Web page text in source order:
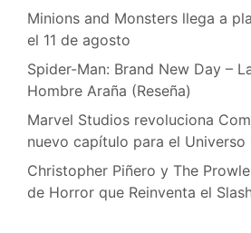
Minions and Monsters llega a
el 11 de agosto
Spider-Man: Brand New Day –
Hombre Araña (Reseña)
Marvel Studios revoluciona
nuevo capítulo para el
Christopher Piñero y The
de Horror que Reinventa el